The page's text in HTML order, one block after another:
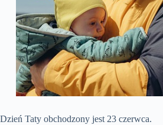
Dzień Taty obchodzony jest 23 czerwca.